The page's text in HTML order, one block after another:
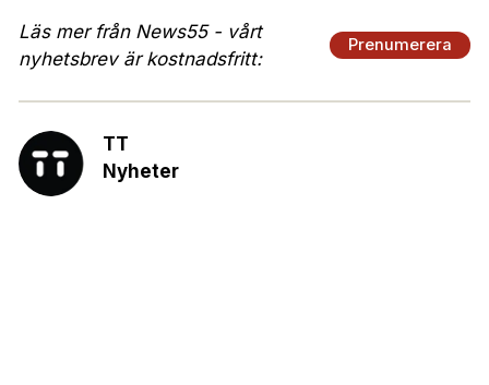
Läs mer från News55 - vårt
nyhetsbrev är kostnadsfritt:
Prenumerera
TT
Nyheter